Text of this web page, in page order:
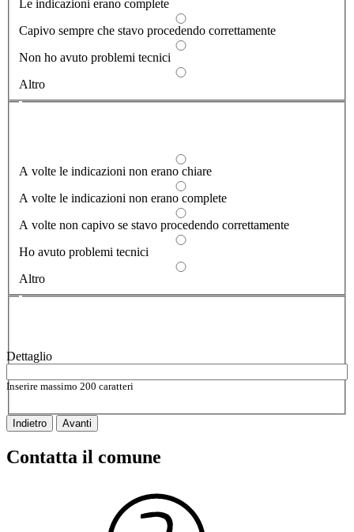
Le indicazioni erano complete
Capivo sempre che stavo procedendo correttamente
Non ho avuto problemi tecnici
Altro
A volte le indicazioni non erano chiare
A volte le indicazioni non erano complete
A volte non capivo se stavo procedendo correttamente
Ho avuto problemi tecnici
Altro
Dettaglio
Inserire massimo 200 caratteri
Indietro Avanti
Contatta il comune